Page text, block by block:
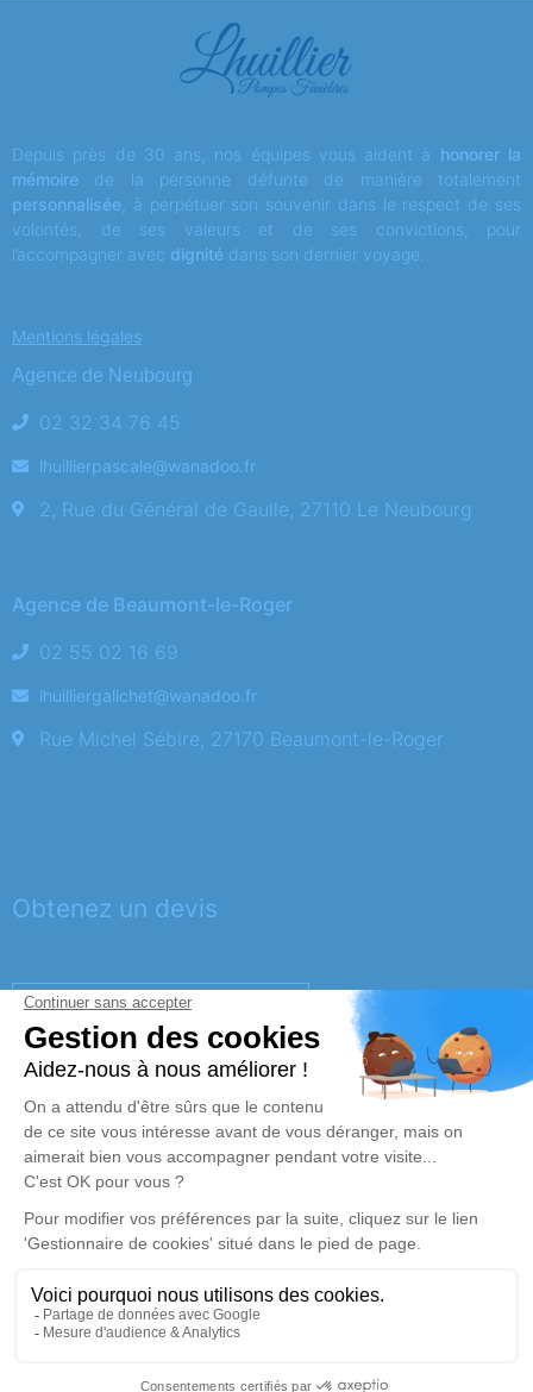
Depuis près de 30 ans, nos équipes vous aident à honorer la
mémoire de la personne défunte de manière totalement
personnalisée , à perpétuer son souvenir dans le respect de ses
volontés, de ses valeurs et de ses convictions, pour
l’accompagner avec dignité dans son dernier voyage.
Mentions légales
Agence de Neubourg
02 32 34 76 45
lhuillierpascale@wanadoo.fr
2, Rue du Général de Gaulle, 27110 Le Neubourg
Agence de Beaumont-le-Roger
02 55 02 16 69
lhuilliergalichet@wanadoo.fr
Rue Michel Sébire, 27170 Beaumont-le-Roger
Obtenez un devis
DEVIS OBSÈQUES
DEVIS PRÉVOYANCE